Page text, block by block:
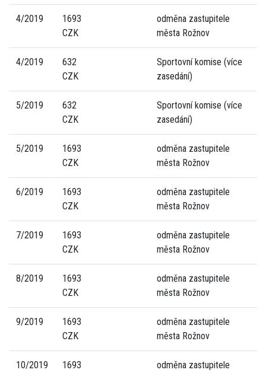
4/2019
1693
CZK
odměna zastupitele
města Rožnov
4/2019
632
CZK
Sportovní komise (více
zasedání)
5/2019
632
CZK
Sportovní komise (více
zasedání)
5/2019
1693
CZK
odměna zastupitele
města Rožnov
6/2019
1693
CZK
odměna zastupitele
města Rožnov
7/2019
1693
CZK
odměna zastupitele
města Rožnov
8/2019
1693
CZK
odměna zastupitele
města Rožnov
9/2019
1693
CZK
odměna zastupitele
města Rožnov
10/2019
1693
odměna zastupitele